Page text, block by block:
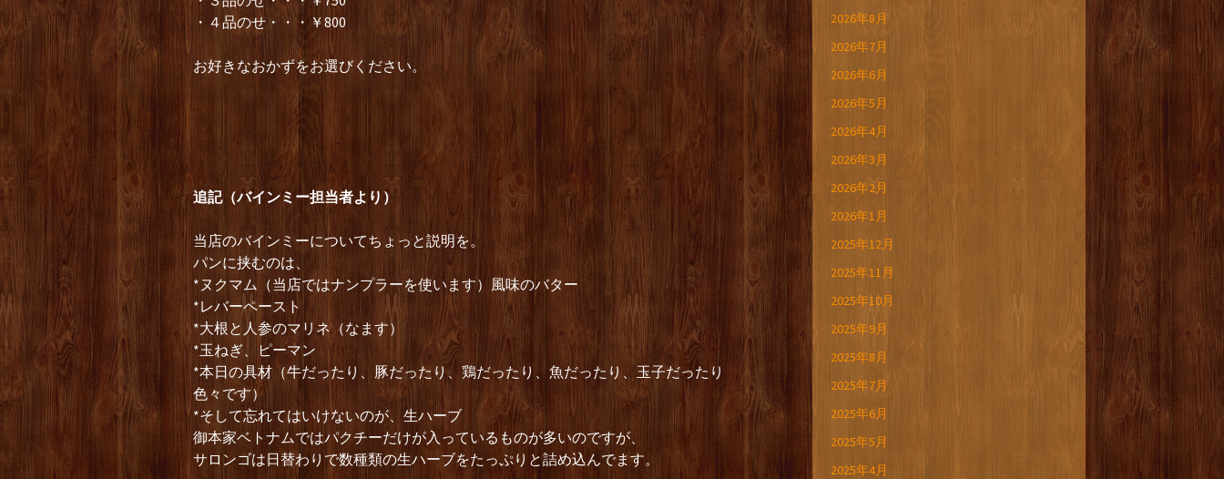
・４品のせ・・・￥800
お好きなおかずをお選びください。
追記（バインミー担当者より）
当店のバインミーについてちょっと説明を。
パンに挟むのは、
*ヌクマム（当店ではナンプラーを使います）風味のバター
*レバーペースト
*大根と人参のマリネ（なます）
*玉ねぎ、ピーマン
*本日の具材（牛だったり、豚だったり、鶏だったり、魚だったり、玉子だったり
色々です）
*そして忘れてはいけないのが、生ハーブ
御本家ベトナムではパクチーだけが入っているものが多いのですが、
サロンゴは日替わりで数種類の生ハーブをたっぷりと詰め込んでます。
2026年8月
2026年7月
2026年6月
2026年5月
2026年4月
2026年3月
2026年2月
2026年1月
2025年12月
2025年11月
2025年10月
2025年9月
2025年8月
2025年7月
2025年6月
2025年5月
2025年4月